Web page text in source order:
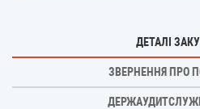
ДЕТАЛІ
ЗВЕРНЕННЯ ПРО